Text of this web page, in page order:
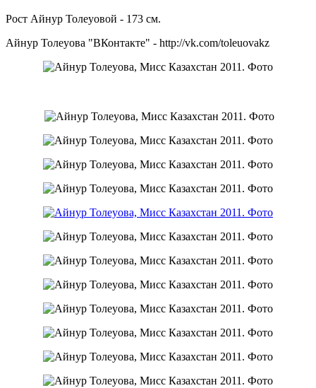
Рост Айнур Толеуовой - 173 см.
Айнур Толеуова "ВКонтакте" - http://vk.com/toleuovakz